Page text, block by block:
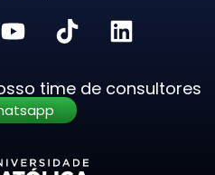
time de consultores